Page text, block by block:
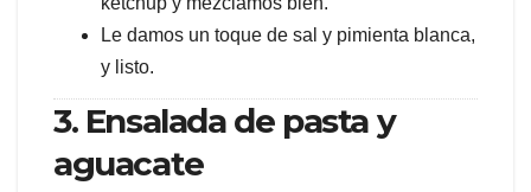
Le damos un toque de sal y pimienta blanca,
y listo.
3. Ensalada de pasta y
aguacate